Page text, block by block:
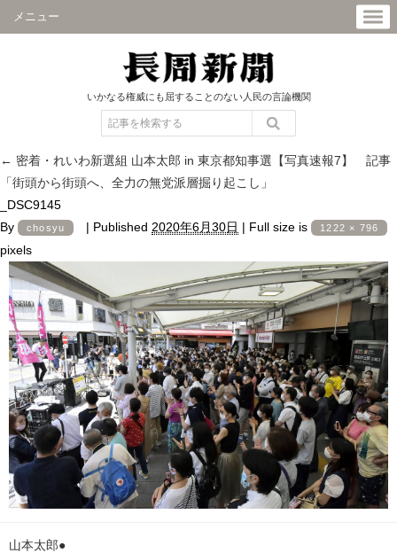
メニュー
いかなる権威にも屈することのない人民の言論機関
← 密着・れいわ新選組 山本太郎 in 東京都知事選【写真速報7】 記事
「街頭から街頭へ、全力の無党派層掘り起こし」
_DSC9145
By
chosyu | Published 2020年6月30日 | Full size is 1222 × 796
pixels
山本太郎●